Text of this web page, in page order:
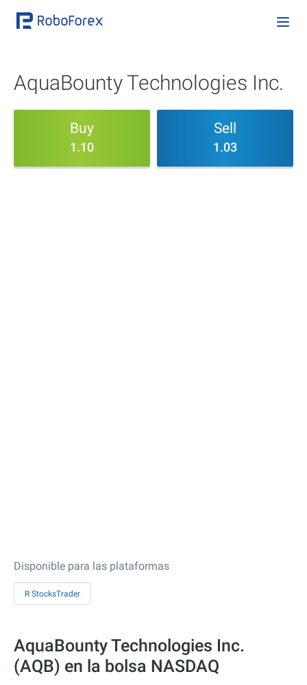
AquaBounty Technologies Inc.
Buy
1.10
Sell
1.03
Disponible para las plataformas
R StocksTrader
AquaBounty Technologies Inc.
(AQB) en la bolsa NASDAQ